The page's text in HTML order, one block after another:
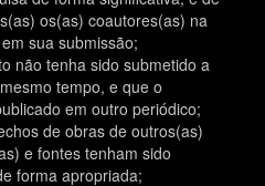
os(as) coautores(as) na
sua submissão;
não tenha sido submetido a
tempo, e que o
em outro periódico;
de obras de outros(as)
e fontes tenham sido
forma apropriada;